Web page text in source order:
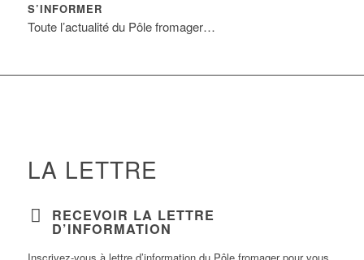
S’INFORMER
Toute l’actualité du Pôle fromager…
LA LETTRE
RECEVOIR LA LETTRE
D’INFORMATION